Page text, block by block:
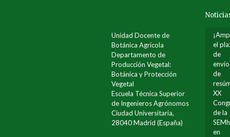
Unidad Docente de
Botánica Agrícola
Departamento de
Producción Vegetal:
Botánica y Protección
Vegetal
Escuela Técnica Superior
de Ingenieros Agrónomos
Ciudad Universitaria,
28040 Madrid (España)
el
de
envío
de
XX
de la
SEMh
en